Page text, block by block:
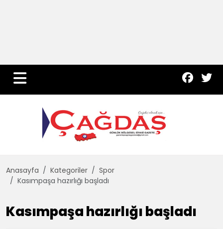
Teknoloji
Anasayfa Kategoriler
Spor
Kasımpaşa hazırlığı başladı
Kasımpaşa hazırlığı başladı